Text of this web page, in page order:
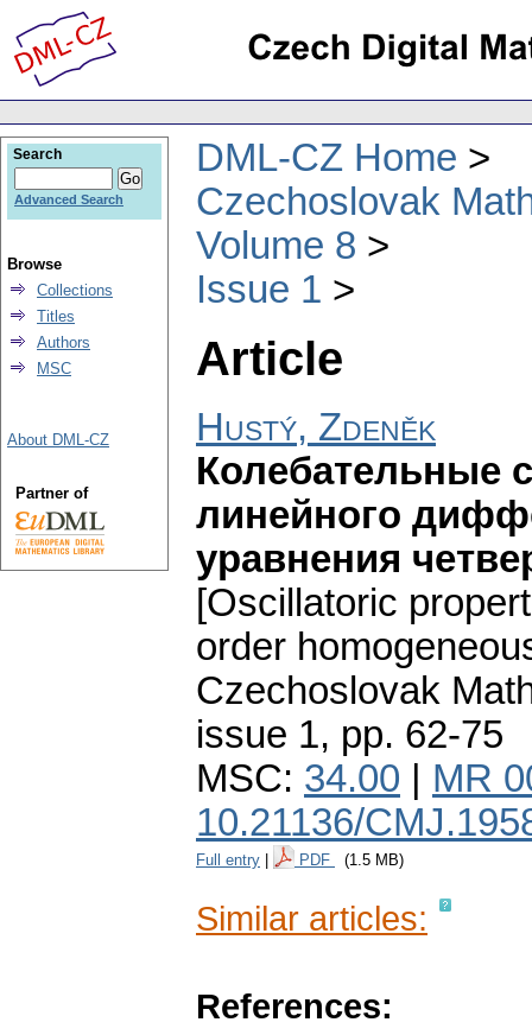
DML-CZ Home
Czechoslovak
Volume 8
Issue 1
Article
Hustý, Zdeněk
Колебательные
линейного
уравнения
[Oscillatoric
order
Czechoslovak
issue 1, pp. 62-75
MSC: 34.00
MR
10.21136/
Full entry PDF (1.5 MB)
Similar articles:
References:
Search
Advanced Search
Browse
Collections
Titles
Authors
MSC
About DML-CZ
Partner of